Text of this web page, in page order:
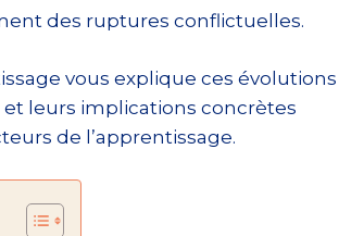
des ruptures conflictuelles.
vous explique ces évolutions
leurs implications concrètes
de l’apprentissage.